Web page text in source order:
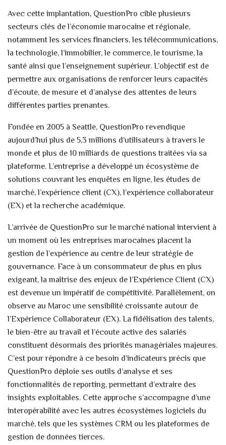
Avec cette implantation, QuestionPro cible plusieurs
secteurs clés de l’économie marocaine et régionale,
notamment les services financiers, les télécommunications,
la technologie, l’immobilier, le commerce, le tourisme, la
santé ainsi que l’enseignement supérieur. L’objectif est de
permettre aux organisations de renforcer leurs capacités
d’écoute, de mesure et d’analyse des attentes de leurs
différentes parties prenantes.
Fondée en 2005 à Seattle, QuestionPro revendique
aujourd’hui plus de 5,3 millions d’utilisateurs à travers le
monde et plus de 10 milliards de questions traitées via sa
plateforme. L’entreprise a développé un écosystème de
solutions couvrant les enquêtes en ligne, les études de
marché, l’expérience client (CX), l’expérience collaborateur
(EX) et la recherche académique.
L’arrivée de QuestionPro sur le marché national intervient à
un moment où les entreprises marocaines placent la
gestion de l’expérience au centre de leur stratégie de
gouvernance. Face à un consommateur de plus en plus
exigeant, la maîtrise des enjeux de l’Expérience Client (CX)
est devenue un impératif de compétitivité. Parallèlement, on
observe au Maroc une sensibilité croissante autour de
l’Expérience Collaborateur (EX). La fidélisation des talents,
le bien-être au travail et l’écoute active des salariés
constituent désormais des priorités managériales majeures.
C’est pour répondre à ce besoin d’indicateurs précis que
QuestionPro déploie ses outils d’analyse et ses
fonctionnalités de reporting, permettant d’extraire des
insights exploitables. Cette approche s’accompagne d’une
interopérabilité avec les autres écosystèmes logiciels du
marché, tels que les systèmes CRM ou les plateformes de
gestion de données tierces.